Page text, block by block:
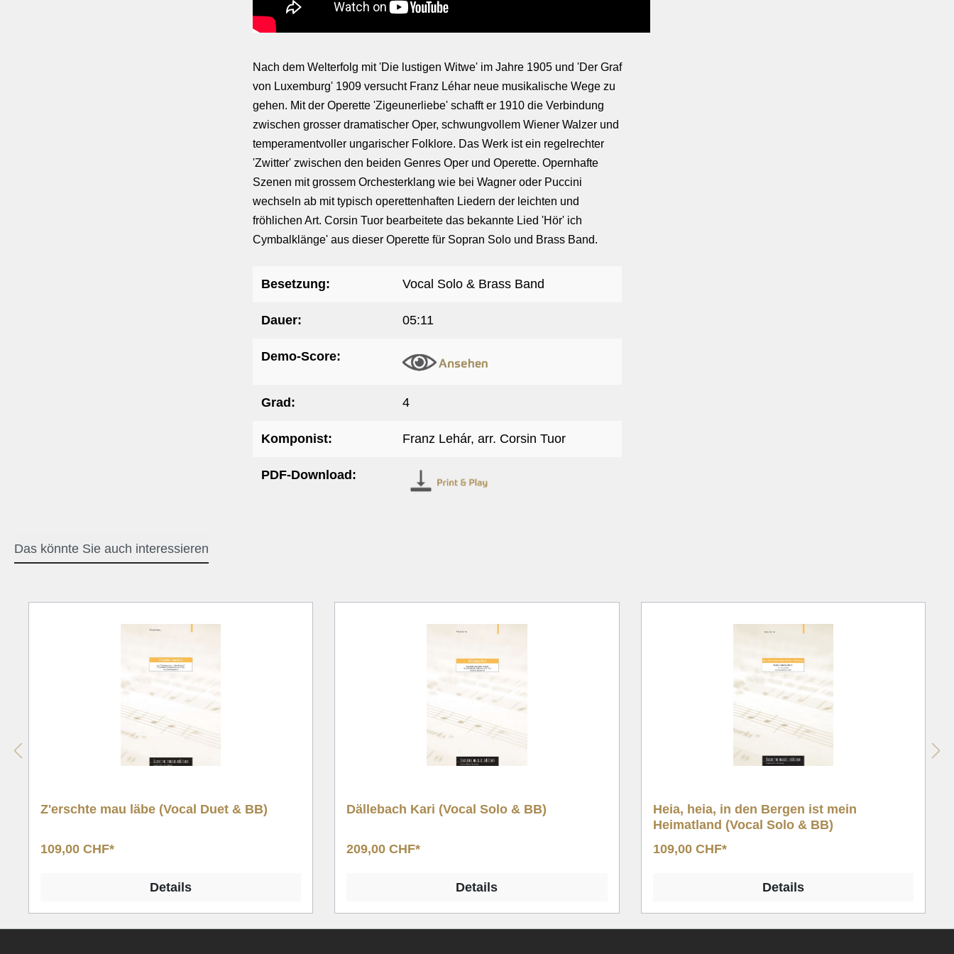
Nach dem Welterfolg mit 'Die lustigen Witwe' im Jahre 1905 und 'Der Graf
von Luxemburg' 1909 versucht Franz Léhar neue musikalische Wege zu
gehen. Mit der Operette 'Zigeunerliebe' schafft er 1910 die Verbindung
zwischen grosser dramatischer Oper, schwungvollem Wiener Walzer und
temperamentvoller ungarischer Folklore. Das Werk ist ein regelrechter
'Zwitter' zwischen den beiden Genres Oper und Operette. Opernhafte
Szenen mit grossem Orchesterklang wie bei Wagner oder Puccini
wechseln ab mit typisch operettenhaften Liedern der leichten und
fröhlichen Art. Corsin Tuor bearbeitete das bekannte Lied 'Hör' ich
Cymbalklänge' aus dieser Operette für Sopran Solo und Brass Band.
Besetzung: Vocal Solo & Brass Band
Dauer: 05:11
Demo-Score:
Grad: 4
Komponist: Franz Lehár, arr. Corsin Tuor
PDF-Download:
Das könnte Sie auch interessieren
Z'erschte mau läbe (Vocal Duet & BB)
109,00 CHF*
Details
Dällebach Kari (Vocal Solo & BB)
209,00 CHF*
Details
Heia, heia, in den Bergen ist mein
Heimatland (Vocal Solo & BB)
109,00 CHF*
Details